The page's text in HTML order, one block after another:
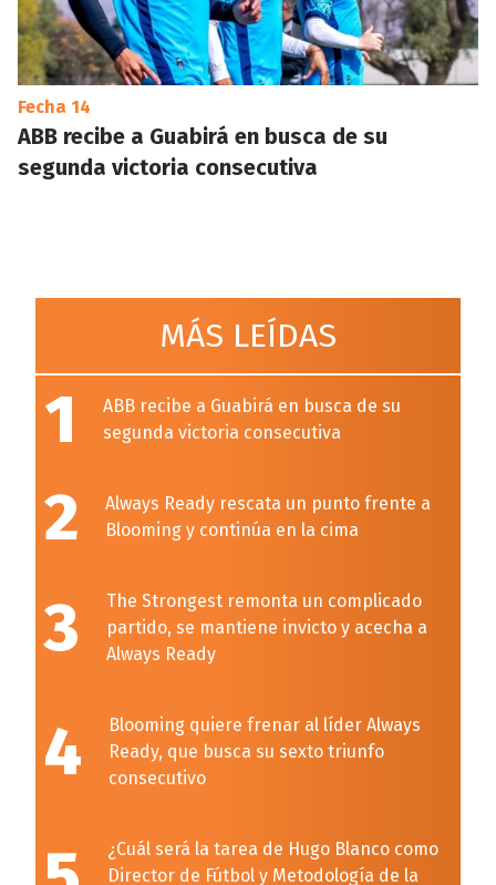
Fecha 14
ABB recibe a Guabirá en busca de su
segunda victoria consecutiva
MÁS LEÍDAS
1
ABB recibe a Guabirá en busca de su
segunda victoria consecutiva
2
Always Ready rescata un punto frente a
Blooming y continúa en la cima
3
The Strongest remonta un complicado
partido, se mantiene invicto y acecha a
Always Ready
4
Blooming quiere frenar al líder Always
Ready, que busca su sexto triunfo
consecutivo
¿Cuál será la tarea de Hugo Blanco como
Director de Fútbol y Metodología de la